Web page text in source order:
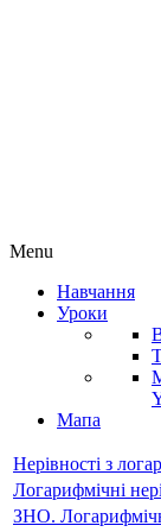
Menu
Навчання
Уроки
Мапа
Нерівності з
Логарифмічні
ЗНО.